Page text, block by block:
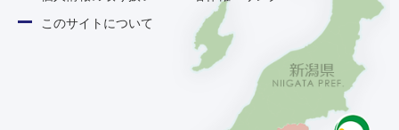
このサイトについて